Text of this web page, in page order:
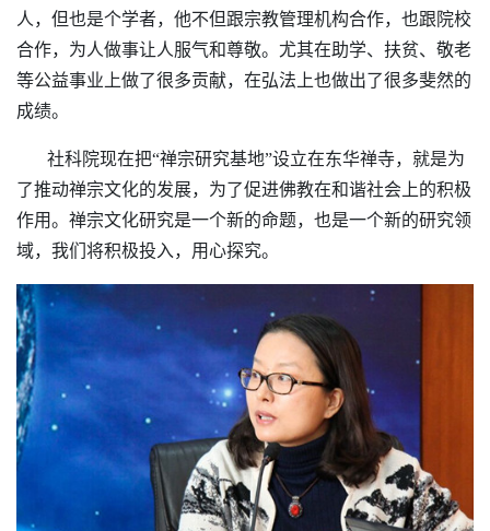
人，但也是个学者，他不但跟宗教管理机构合作，也跟院校
合作，为人做事让人服气和尊敬。尤其在助学、扶贫、敬老
等公益事业上做了很多贡献，在弘法上也做出了很多斐然的
成绩。
社科院现在把“禅宗研究基地”设立在东华禅寺，就是为
了推动禅宗文化的发展，为了促进佛教在和谐社会上的积极
作用。 禅宗文化研究是一个新的命题，也是一个新的研究领
域，我们将积极投入，用心探究。